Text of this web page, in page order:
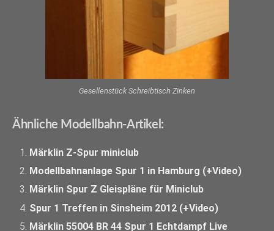
Gesellenstück Schreibtisch Zinken
Ähnliche Modellbahn-Artikel:
Märklin Z-Spur miniclub
Modellbahnanlage Spur 1 in Hamburg (+Video)
Märklin Spur Z Gleispläne für Miniclub
Spur 1 Treffen in Sinsheim 2012 (+Video)
Märklin 55004 BR 44 Spur 1 Echtdampf Live